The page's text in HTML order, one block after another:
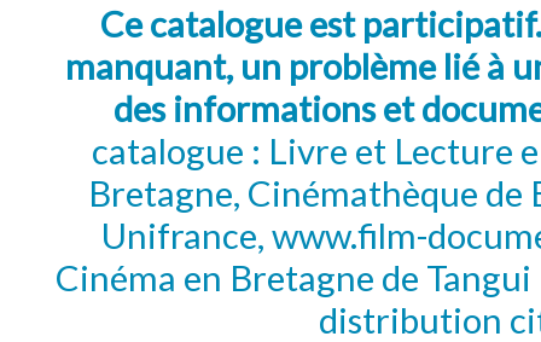
Ce catalogue est
manquant, un problème lié à
des informations et
catalogue : Livre et Lecture
Bretagne, Cinémathèque de
Unifrance, www.film-
Cinéma en Bretagne de
distribution